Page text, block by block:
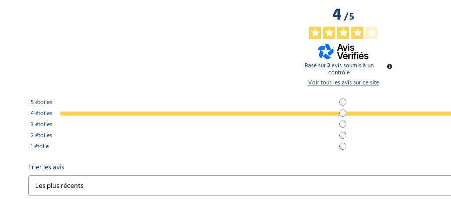
4/5
Basé sur2avis soumis à un
contrôle
Voir tous les avis sur ce site
5étoiles
4étoiles
3 étoiles
2étoiles
1 étoile
Trier les avis